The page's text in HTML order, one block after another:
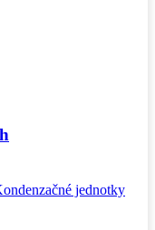
jednotky